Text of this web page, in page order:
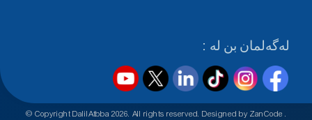
لەگەلمان بن لە :
© Copyright DalilAtbba2026. All rights reserved. Designed by ZanCode .